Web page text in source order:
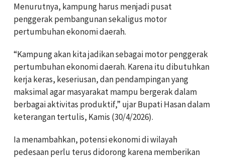
Menurutnya, kampung harus menjadi pusat
penggerak pembangunan sekaligus motor
pertumbuhan ekonomi daerah.
“Kampung akan kita jadikan sebagai motor penggerak
pertumbuhan ekonomi daerah. Karena itu dibutuhkan
kerja keras, keseriusan, dan pendampingan yang
maksimal agar masyarakat mampu bergerak dalam
berbagai aktivitas produktif,” ujar Bupati Hasan dalam
keterangan tertulis, Kamis (30/4/2026).
Ia menambahkan, potensi ekonomi di wilayah
pedesaan perlu terus didorong karena memberikan